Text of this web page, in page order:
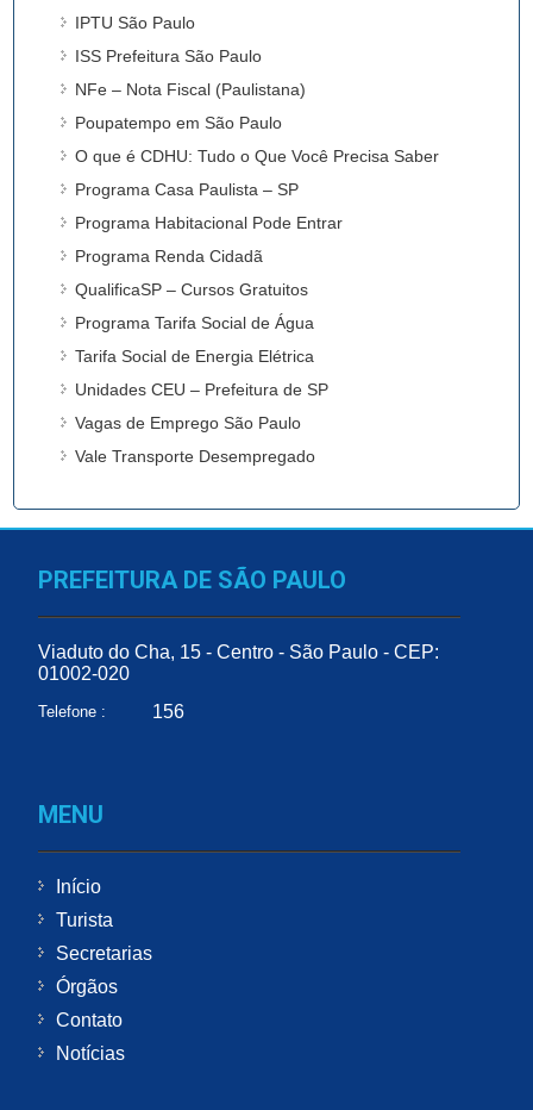
IPTU São Paulo
ISS Prefeitura São Paulo
NFe – Nota Fiscal (Paulistana)
Poupatempo em São Paulo
O que é CDHU: Tudo o Que Você Precisa Saber
Programa Casa Paulista – SP
Programa Habitacional Pode Entrar
Programa Renda Cidadã
QualificaSP – Cursos Gratuitos
Programa Tarifa Social de Água
Tarifa Social de Energia Elétrica
Unidades CEU – Prefeitura de SP
Vagas de Emprego São Paulo
Vale Transporte Desempregado
PREFEITURA DE SÃO PAULO
Viaduto do Cha, 15 - Centro - São Paulo - CEP:
01002-020
Telefone : 156
MENU
Início
Turista
Secretarias
Órgãos
Contato
Notícias